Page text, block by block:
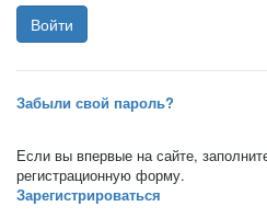
Забыли свой пароль?
Если вы впервые на сайте,
регистрационную форму.
Зарегистрироваться